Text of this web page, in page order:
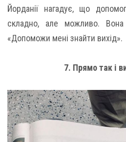
Йорданії нагадує, що
складно, але можливо.
«Допоможи мені знайти вихід».
7. Прямо так і